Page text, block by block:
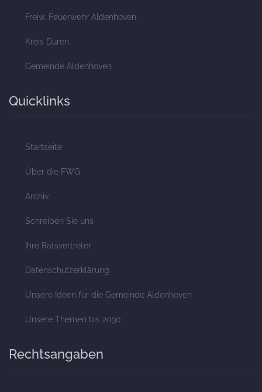
Freiw. Feuerwehr Aldenhoven
Kreis Düren
Gemeinde Aldenhoven
Quicklinks
Startseite
Über die FWG
Archiv
Schreiben Sie uns
Ihre Ratsvertreter
Datenschutzerklärung
Unsere Ideen für die Gemeinde Aldenhoven
Unsere Themen bis 2030
Rechtsangaben